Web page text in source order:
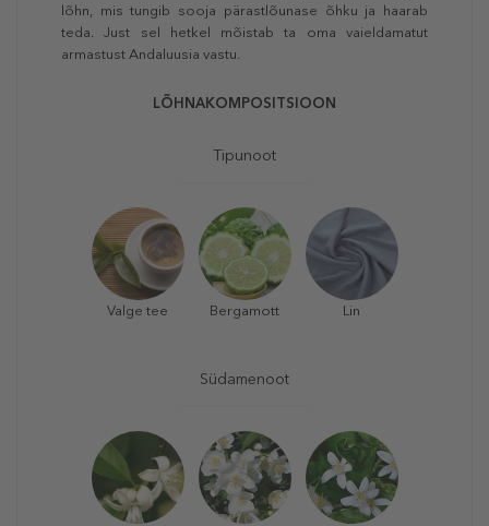
lõhn, mis tungib sooja pärastlõunase õhku ja haarab
teda. Just sel hetkel mõistab ta oma vaieldamatut
armastust Andaluusia vastu.
LÕHNAKOMPOSITSIOON
Tipunoot
Valge tee Bergamott Lin
Südamenoot